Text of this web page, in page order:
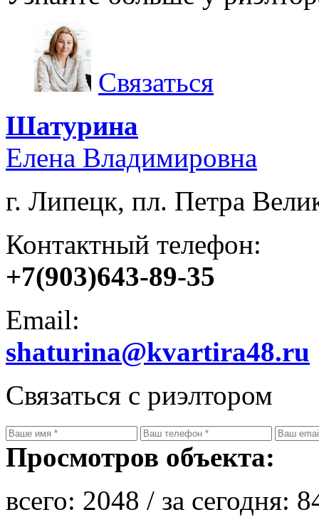
Связаться
Шатурина
Елена Владимировна
г. Липецк, пл. Петра
Контактный телефон:
+7(903)643-89-35
Email:
shaturina@kvartira48.ru
Связаться с риэлтором
Просмотров объекта:
всего: 2048 / за сегодня: